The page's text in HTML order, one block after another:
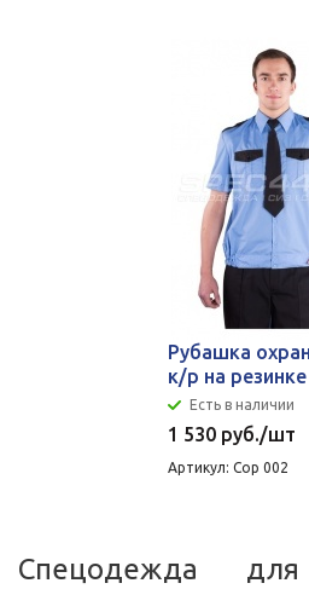
Рубашка
к/р на резинке
Есть в наличии
1 530 руб./шт
Артикул: Сор 002
Спецодежда для